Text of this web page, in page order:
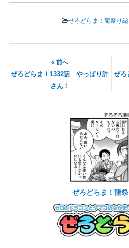
ぜろどらま！龍祭り
« 前へ
ぜろどらま！1332話 やっぱり許
さん！
ぜろ
ぜろどらま！龍